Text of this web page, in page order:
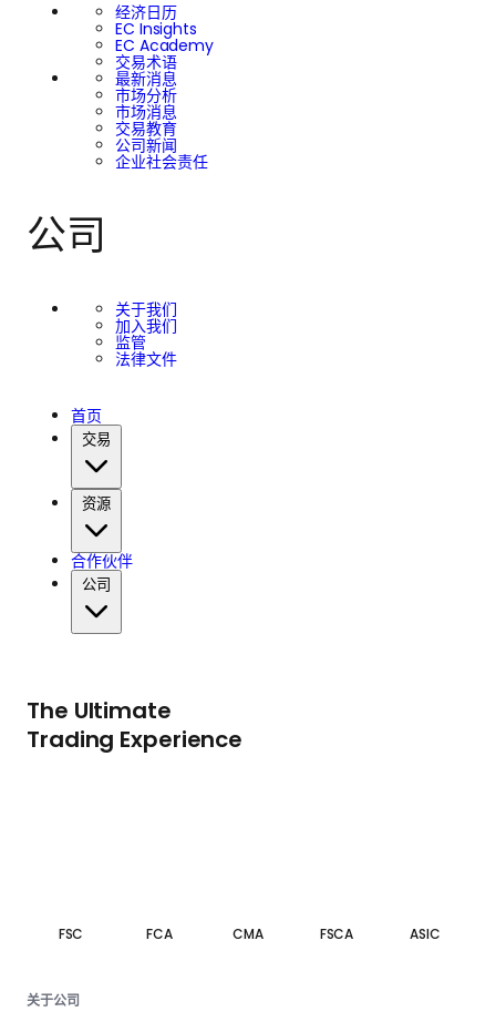
经济日历
EC Insights
EC Academy
交易术语
最新消息
市场分析
市场消息
交易教育
公司新闻
企业社会责任
公司
关于我们
加入我们
监管
法律文件
首页
交易
资源
合作伙伴
公司
The Ultimate
Trading Experience
FSC FCA CMA FSCA ASIC
关于公司